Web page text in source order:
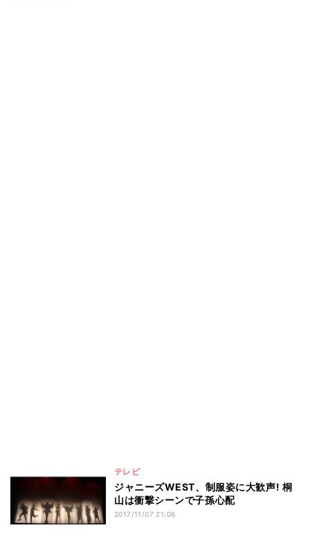
テレビ
ジャニーズWEST、制服姿に大歓声! 桐
山は衝撃シーンで子孫心配
2017/11/07 21:06